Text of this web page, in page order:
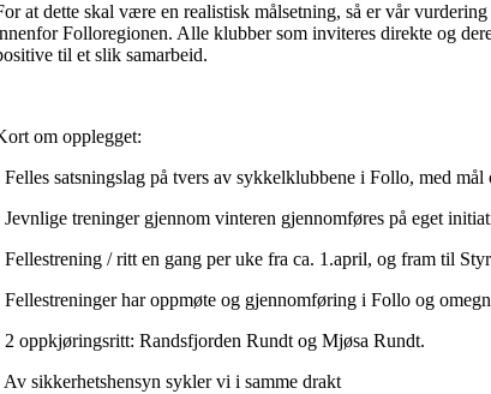
at dette skal være en realistisk målsetning, så er vår
Folloregionen. Alle klubber som inviteres direkte og
til et slik samarbeid.
om opplegget:
Felles satsningslag på tvers av sykkelklubbene i Follo, med
Jevnlige treninger gjennom vinteren gjennomføres på eget
Fellestrening / ritt en gang per uke fra ca. 1.april, og fram til
Fellestreninger har oppmøte og gjennomføring i Follo og
2 oppkjøringsritt: Randsfjorden Rundt og Mjøsa Rundt.
Av sikkerhetshensyn sykler vi i samme drakt